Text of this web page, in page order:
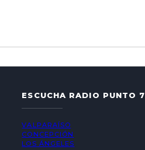
ESCUCHA RADIO PUNTO 7
VALPARAÍSO
CONCEPCIÓN
LOS ÁNGELES